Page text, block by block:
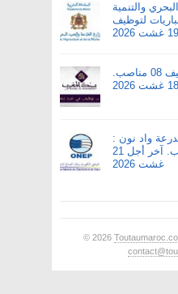
والتنمية
لتوظيف
بنك المغرب : مباريات لتوظيف 08 مناصب.
واد نون :
مباريات لتوظيف 06 مناصب. آخر أجل 21
غشت 2026
© 2026